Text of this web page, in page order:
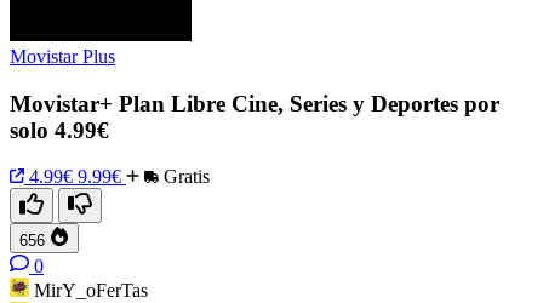
Movistar Plus
Movistar+ Plan Libre Cine, Series y Deportes por
solo 4.99€
4.99€ 9.99€ Gratis
656
0
MirY_oFerTas